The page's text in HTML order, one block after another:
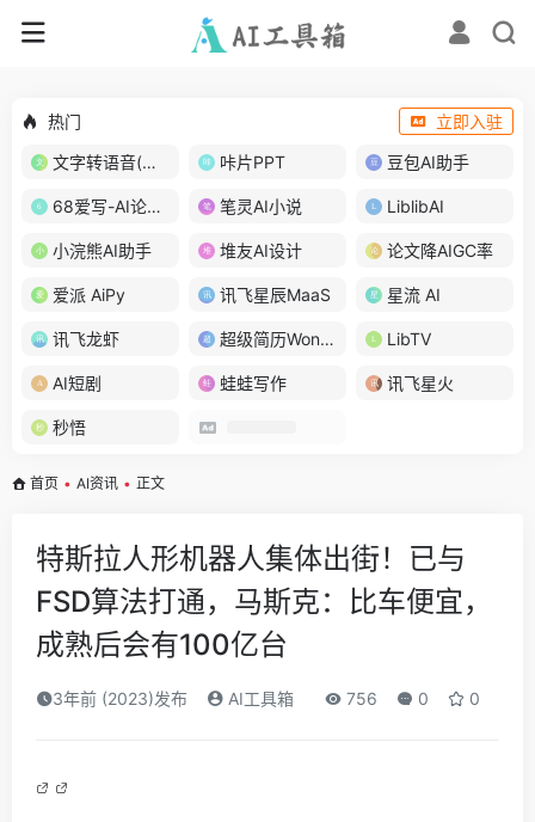
热门
立即入驻
文字转语音(琅琅配音)
咔片PPT 豆包AI助手
68爱写-AI论文写作 笔灵AI小说 LiblibAI
小浣熊AI助手 堆友AI设计 论文降AIGC率
爱派 AiPy 讯飞星辰MaaS 星流 AI
讯飞龙虾 超级简历WonderCV LibTV
AI短剧 蛙蛙写作 讯飞星火
秒悟
首页 • AI资讯 • 正文
特斯拉人形机器人集体出街！已与
FSD算法打通，马斯克：比车便宜，
成熟后会有100亿台
3年前 (2023)发布 AI工具箱 756 0 0